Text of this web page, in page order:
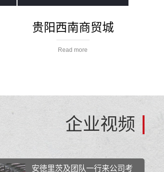
贵阳西南商贸城
Read more
企业视频
安徳里茨及团队一行来公司考